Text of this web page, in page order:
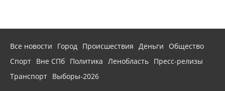
Все новости Город Происшествия Деньги
Общество
Спорт Вне СПб Политика Ленобласть Пресс-релизы
Транспорт Выборы-2026